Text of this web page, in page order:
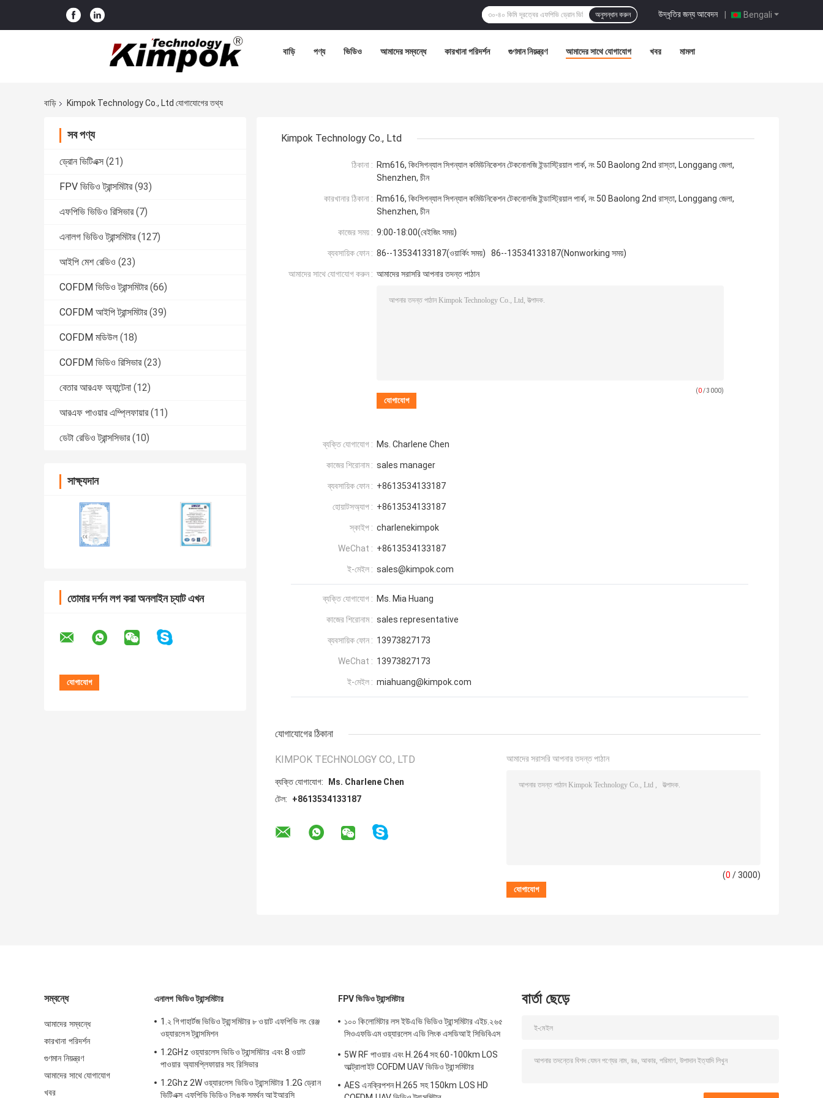
Bengali
উদ্ধৃতির জন্য আবেদন |
অনুসন্ধান করুন
বাড়ি পণ্য ভিডিও আমাদের সম্বন্ধে কারখানা পরিদর্শন গুণমান নিয়ন্ত্রণ আমাদের সাথে যোগাযোগ খবর মামলা
বাড়ি Kimpok Technology Co., Ltd যোগাযোগের তথ্য
সব পণ্য
ড্রোন ভিটিএক্স (21)
FPV ভিডিও ট্রান্সমিটার (93)
এফপিভি ভিডিও রিসিভার (7)
এনালগ ভিডিও ট্রান্সমিটার (127)
আইপি মেশ রেডিও (23)
COFDM ভিডিও ট্রান্সমিটার (66)
COFDM আইপি ট্রান্সমিটার (39)
COFDM মডিউল (18)
COFDM ভিডিও রিসিভার (23)
বেতার আরএফ অ্যান্টেনা (12)
আরএফ পাওয়ার এম্প্লিফায়ার (11)
ডেটা রেডিও ট্রান্সসিভার (10)
সাক্ষ্যদান
তোমার দর্শন লগ করা অনলাইন চ্যাট এখন
Kimpok Technology Co., Ltd
ঠিকানা : Rm616, কিংসিগন্যাল সিগন্যাল কমিউনিকেশন টেকনোলজি ইন্ডাস্ট্রিয়াল পার্ক, নং 50 Baolong 2nd রাস্তা, Longgang জেলা,
Shenzhen, চীন
কারখানার ঠিকানা : Rm616, কিংসিগন্যাল সিগন্যাল কমিউনিকেশন টেকনোলজি ইন্ডাস্ট্রিয়াল পার্ক, নং 50 Baolong 2nd রাস্তা, Longgang জেলা,
Shenzhen, চীন
কাজের সময় : 9:00-18:00(বেইজিং সময়)
ব্যবসায়িক ফোন : 86--13534133187(ওয়ার্কিং সময়) 86--13534133187(Nonworking সময়)
আমাদের সাথে যোগাযোগ করুন : আমাদের সরাসরি আপনার তদন্ত পাঠান
(0/ 3000)
ব্যক্তি যোগাযোগ : Ms. Charlene Chen
কাজের শিরোনাম : sales manager
ব্যবসায়িক ফোন : +8613534133187
হোয়াটসঅ্যাপ : +8613534133187
স্কাইপ : charlenekimpok
WeChat : +8613534133187
ই-মেইল : sales@kimpok.com
ব্যক্তি যোগাযোগ : Ms. Mia Huang
কাজের শিরোনাম : sales representative
ব্যবসায়িক ফোন : 13973827173
WeChat : 13973827173
ই-মেইল : miahuang@kimpok.com
যোগাযোগের ঠিকানা
KIMPOK TECHNOLOGY CO., LTD
ব্যক্তি যোগাযোগ:
Ms. Charlene Chen
টেল:
+8613534133187
আমাদের সরাসরি আপনার তদন্ত পাঠান
(0 / 3000)
সম্বন্ধে
আমাদের সম্বন্ধে
কারখানা পরিদর্শন
গুণমান নিয়ন্ত্রণ
আমাদের সাথে যোগাযোগ
খবর
এনালগ ভিডিও ট্রান্সমিটার
1.২ গিগাহার্টজ ভিডিও ট্রান্সমিটার ৮ ওয়াট এফপিভি লং রেঞ্জ
ওয়্যারলেস ট্রান্সমিশন
1.2GHz ওয়্যারলেস ভিডিও ট্রান্সমিটার এবং 8 ওয়াট
পাওয়ার অ্যামপ্লিফায়ার সহ রিসিভার
1.2Ghz 2W ওয়্যারলেস ভিডিও ট্রান্সমিটার 1.2G ড্রোন
ভিটিএক্স এফপিভি ভিডিও লিঙ্ক সমর্থন আইআরসি
FPV ভিডিও ট্রান্সমিটার
১০০ কিলোমিটার লস ইউএভি ভিডিও ট্রান্সমিটার এইচ.২৬৫
সিওএফডিএম ওয়্যারলেস এভি লিংক এসডিআই সিভিবিএস
5W RF পাওয়ার এবং H.264 সহ 60-100km LOS
আল্ট্রালাইট COFDM UAV ভিডিও ট্রান্সমিটার
AES এনক্রিপশন H.265 সহ 150km LOS HD
বার্তা ছেড়ে